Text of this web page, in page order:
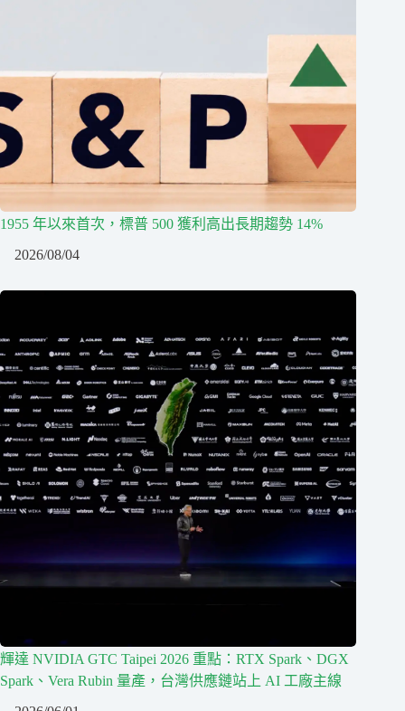
1955 年以來首次，標普 500 獲利高出長期趨勢 14%
2026/08/04
輝達 NVIDIA GTC Taipei 2026 重點：RTX Spark、DGX
Spark、Vera Rubin 量產，台灣供應鏈站上 AI 工廠主線